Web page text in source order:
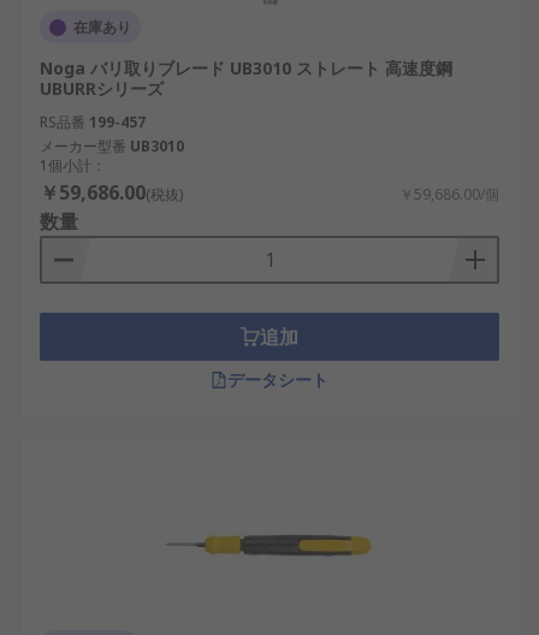
在庫あり
Noga バリ取りブレード UB3010 ストレート 高速度鋼
UBURRシリーズ
RS品番 199-457
メーカー型番 UB3010
1個小計：
￥59,686.00(税抜) ￥59,686.00/個
数量
追加
データシート